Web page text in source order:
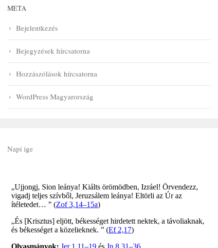
META
Bejelentkezés
Bejegyzések hírcsatorna
Hozzászólások hírcsatorna
WordPress Magyarország
Napi ige